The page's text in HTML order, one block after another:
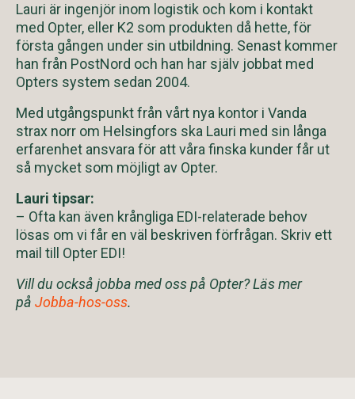
Lauri är ingenjör inom logistik och kom i kontakt
med Opter, eller K2 som produkten då hette, för
första gången under sin utbildning. Senast kommer
han från PostNord och han har själv jobbat med
Opters system sedan 2004.
Med utgångspunkt från vårt nya kontor i Vanda
strax norr om Helsingfors ska Lauri med sin långa
erfarenhet ansvara för att våra finska kunder får ut
så mycket som möjligt av Opter.
Lauri tipsar:
– Ofta kan även krångliga EDI-relaterade behov
lösas om vi får en väl beskriven förfrågan. Skriv ett
mail till Opter EDI!
Vill du också jobba med oss på Opter? Läs mer
på Jobba-hos-oss.